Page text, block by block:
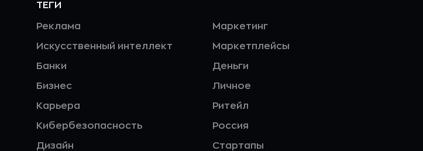
ТЕГИ
Реклама
Искусственный интеллект
Банки
Бизнес
Карьера
Кибербезопасность
Дизайн
Маркетинг
Маркетплейсы
Деньги
Личное
Ритейл
Россия
Стартапы